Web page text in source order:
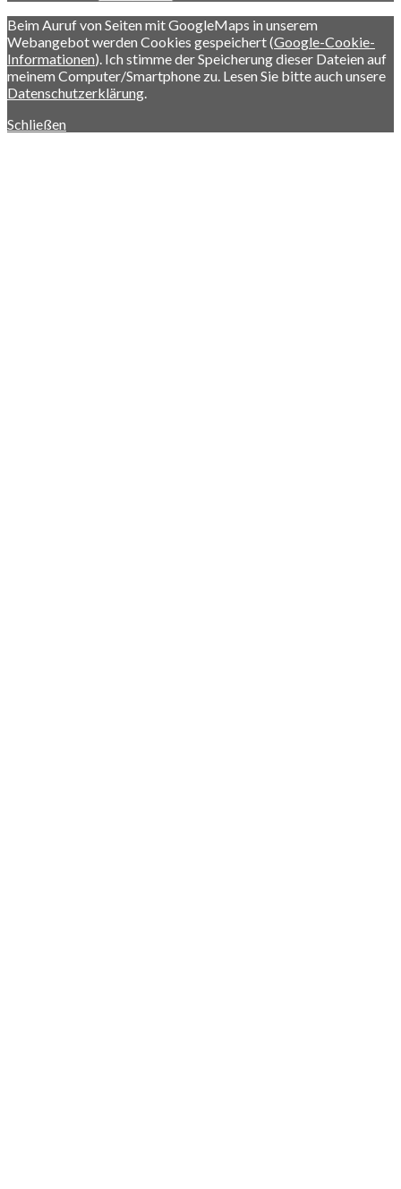
Beim Auruf von Seiten mit GoogleMaps in unserem
Webangebot werden Cookies gespeichert (Google-Cookie-
Informationen). Ich stimme der Speicherung dieser Dateien auf
meinem Computer/Smartphone zu. Lesen Sie bitte auch unsere
Datenschutzerklärung.
Schließen